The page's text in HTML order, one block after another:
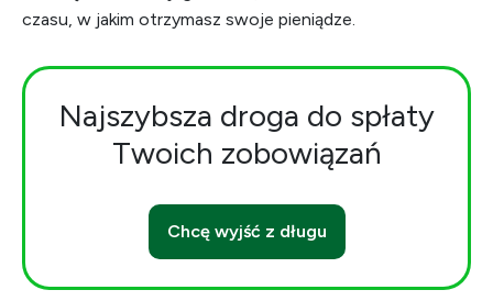
czasu, w jakim otrzymasz swoje pieniądze.
Najszybsza droga do spłaty
Twoich zobowiązań
Chcę wyjść z długu